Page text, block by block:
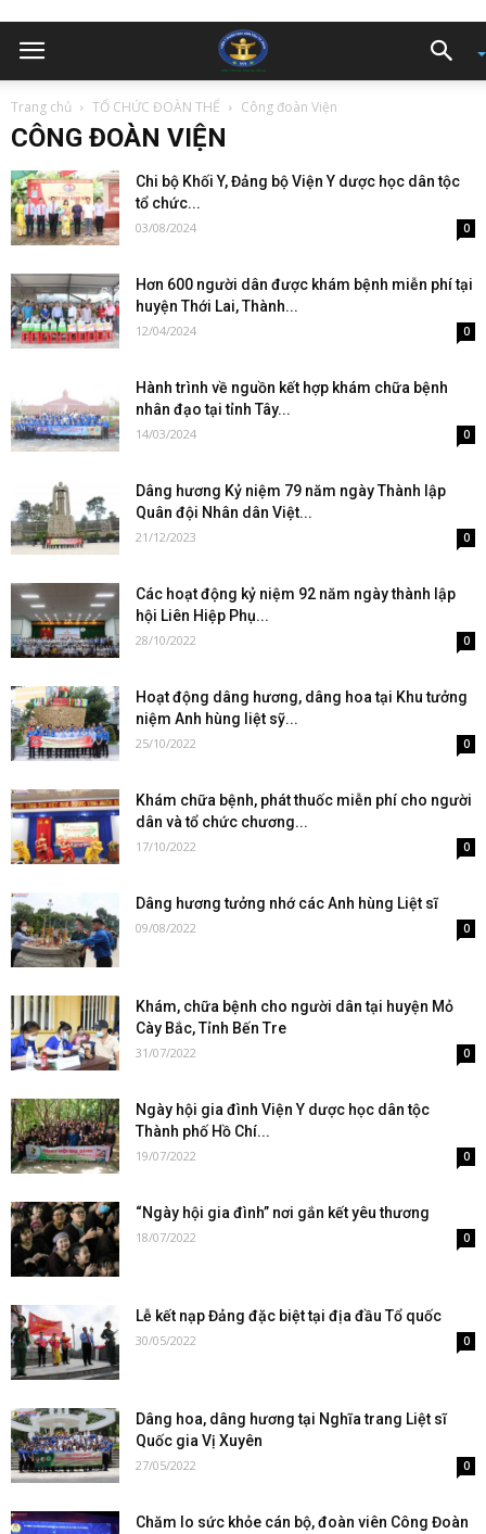
Trang chủ TỔ CHỨC ĐOÀN THỂ Công đoàn Viện
CÔNG ĐOÀN VIỆN
Chi bộ Khối Y, Đảng bộ Viện Y dược học dân tộc
tổ chức...
03/08/2024 0
Hơn 600 người dân được khám bệnh miễn phí tại
huyện Thới Lai, Thành...
12/04/2024 0
Hành trình về nguồn kết hợp khám chữa bệnh
nhân đạo tại tỉnh Tây...
14/03/2024 0
Dâng hương Kỷ niệm 79 năm ngày Thành lập
Quân đội Nhân dân Việt...
21/12/2023 0
Các hoạt động kỷ niệm 92 năm ngày thành lập
hội Liên Hiệp Phụ...
28/10/2022 0
Hoạt động dâng hương, dâng hoa tại Khu tưởng
niệm Anh hùng liệt sỹ...
25/10/2022 0
Khám chữa bệnh, phát thuốc miễn phí cho người
dân và tổ chức chương...
17/10/2022 0
Dâng hương tưởng nhớ các Anh hùng Liệt sĩ
09/08/2022 0
Khám, chữa bệnh cho người dân tại huyện Mỏ
Cày Bắc, Tỉnh Bến Tre
31/07/2022 0
Ngày hội gia đình Viện Y dược học dân tộc
Thành phố Hồ Chí...
19/07/2022 0
“Ngày hội gia đình” nơi gắn kết yêu thương
18/07/2022 0
Lễ kết nạp Đảng đặc biệt tại địa đầu Tổ quốc
30/05/2022 0
Dâng hoa, dâng hương tại Nghĩa trang Liệt sĩ
Quốc gia Vị Xuyên
27/05/2022 0
Chăm lo sức khỏe cán bộ, đoàn viên Công Đoàn